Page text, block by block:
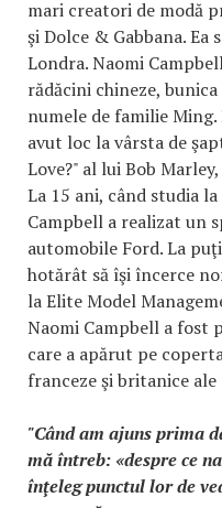
mari creatori de modă
şi Dolce & Gabbana. Ea
Londra. Naomi
rădăcini chineze,
numele de familie
avut loc la vârsta de
Love?" al lui Bob
La 15 ani, când studia
Campbell a realizat un
automobile Ford. La
hotărât să îşi încerce
la Elite Model
Naomi Campbell a fost
care a apărut pe
franceze şi britanice ale
"Când am ajuns prima
mă întreb: «despre ce
înţeleg punctul lor de